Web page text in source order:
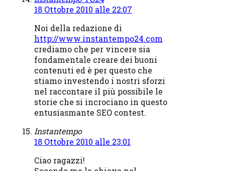
18 Ottobre 2010 alle 22:07
Noi della redazione di
http://www.instantempo24.com
crediamo che per vincere sia
fondamentale creare dei buoni
contenuti ed è per questo che
stiamo investendo i nostri sforzi
nel raccontare il più possibile le
storie che si incrociano in questo
entusiasmante SEO contest.
Instantempo
18 Ottobre 2010 alle 23:01
Ciao ragazzi!